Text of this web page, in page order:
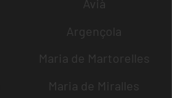
Avià
Argençola
Maria de Martorelles
Maria de Miralles